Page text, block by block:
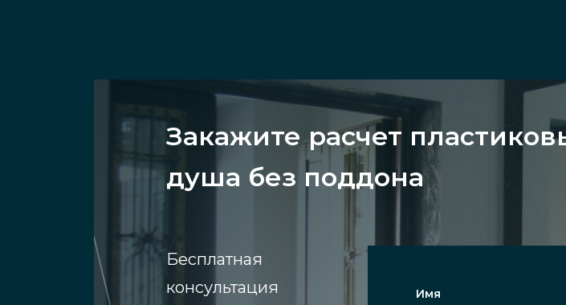
Закажите расчет
душа без поддона
Бесплатная
консультация